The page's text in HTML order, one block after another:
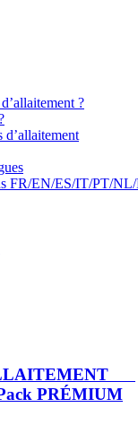
?
d’allaitement
FR/EN/ES/IT/PT/
PRÉMIUM